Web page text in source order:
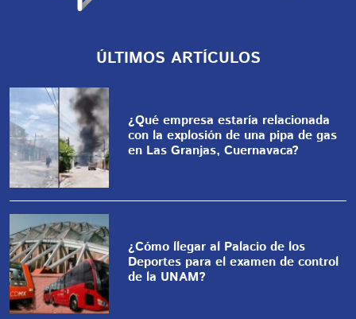
ÚLTIMOS ARTÍCULOS
¿Qué empresa estaría relacionada
con la explosión de una pipa de gas
en Las Granjas, Cuernavaca?
¿Cómo llegar al Palacio de los
Deportes para el examen de control
de la UNAM?